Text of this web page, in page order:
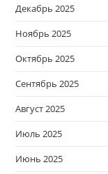
Декабрь 2025
Ноябрь 2025
Октябрь 2025
Сентябрь 2025
Август 2025
Июль 2025
Июнь 2025